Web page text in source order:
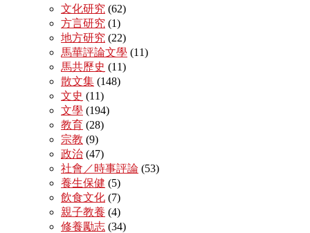
文化研究 (62)
方言研究 (1)
地方研究 (22)
馬華評論文學 (11)
馬共歷史 (11)
散文集 (148)
文史 (11)
文學 (194)
教育 (28)
宗教 (9)
政治 (47)
社會／時事評論 (53)
養生保健 (5)
飲食文化 (7)
親子教養 (4)
修養勵志 (34)